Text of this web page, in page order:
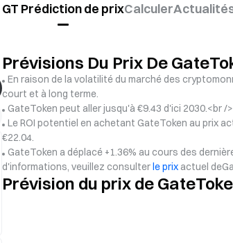
GT Prédiction de prixCalculer
Prévisions Du Prix De
En raison de la volatilité du marché des
court et à long terme.
GateToken peut aller jusqu'à €9.43 d'ici 2030.<br />
Le ROI potentiel en achetant GateToken au prix
€22.04.
GateToken a déplacé +1.36% au cours des
d'informations, veuillez consulterle prix actuel
Prévision du prix de